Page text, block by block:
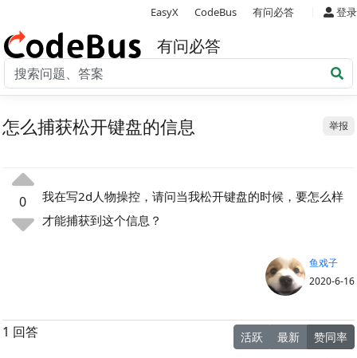
EasyX CodeBus 有问必答 登录
有问必答
举报
怎么捕获松开键盘的信息
0
我在写2d人物操控，请问当我松开键盘的时候，要怎么样
才能捕获到这个信息？
鱼戏子
2020-6-16
1 回答 活跃 最新 赞同率